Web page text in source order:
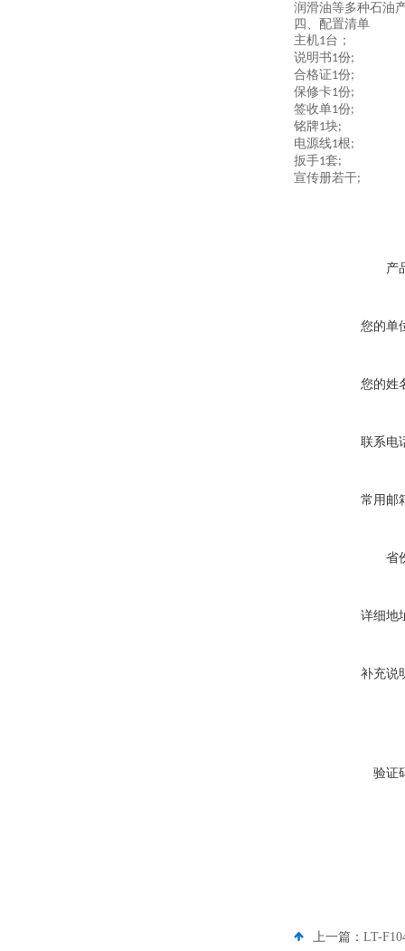
润滑油等多种石油
四、配置清单
主机1台；
说明书1份;
合格证1份;
保修卡1份;
签收单1份;
铭牌1块;
电源线1根;
扳手1套;
宣传册若干;
产
您的单
您的姓
联系电
常用邮
省
详细地
补充说
验证
上一篇： LT-